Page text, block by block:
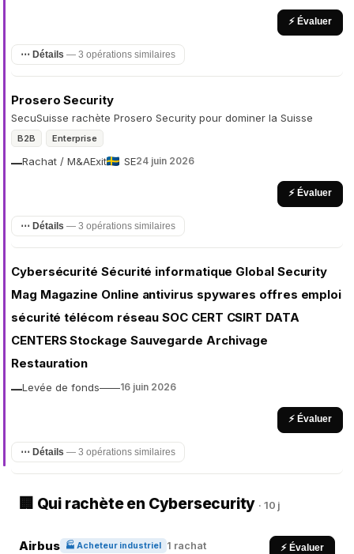
⚡ Évaluer
⋯ Détails — 3 opérations similaires
Prosero Security
SecuSuisse rachète Prosero Security pour dominer la Suisse
B2B Enterprise
Rachat / M&A
— Exit SE24 juin 2026
⚡ Évaluer
⋯ Détails — 3 opérations similaires
Cybersécurité Sécurité informatique Global Security
Mag Magazine Online antivirus spywares offres emploi
sécurité télécom réseau SOC CERT CSIRT DATA
CENTERS Stockage Sauvegarde Archivage
Restauration
Levée de fonds
— ——16 juin 2026
⚡ Évaluer
⋯ Détails — 3 opérations similaires
🏢 Qui rachète en Cybersecurity · 10 j
Airbus 🏭 Acheteur industriel 1 rachat ⚡ Évaluer